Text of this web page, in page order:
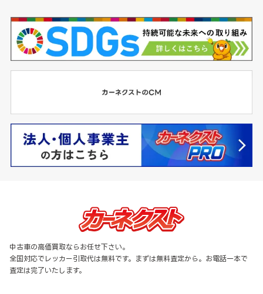
中古車の高価買取ならお任せ下さい。
全国対応でレッカー引取代は無料です。まずは無料査定から。お電話一本で
査定は完了いたします。